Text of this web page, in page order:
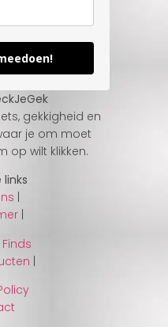
gekkigheid en
je om moet
op wilt klikken.
links
|